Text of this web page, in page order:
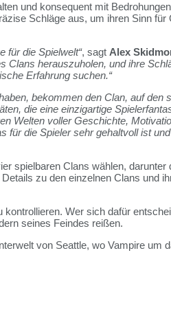
und konsequent mit
Schläge aus, um ihren Sinn für
für die Spielwelt“, sagt Alex
Clans herauszuholen, und ihre
Erfahrung suchen.“
bekommen den Clan, auf den
die eine einzigartige
Welten voller Geschichte,
für die Spieler sehr gehaltvoll ist
spielbaren Clans wählen, darunter
zu den einzelnen Clans und
Wer sich dafür
seines Feindes reißen.
von Seattle, wo Vampire um